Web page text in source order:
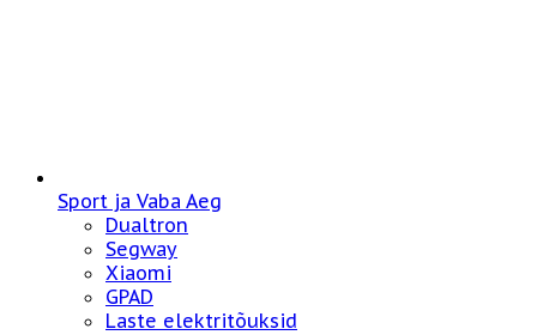
Sport ja Vaba Aeg
Dualtron
Segway
Xiaomi
GPAD
Laste elektritõuksid